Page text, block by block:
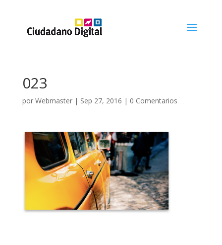
023
por Webmaster| Sep 27, 2016 | 0 Comentarios